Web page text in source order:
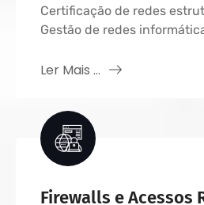
Certificação de redes
Gestão de redes
Ler Mais ...
Firewalls e Acessos